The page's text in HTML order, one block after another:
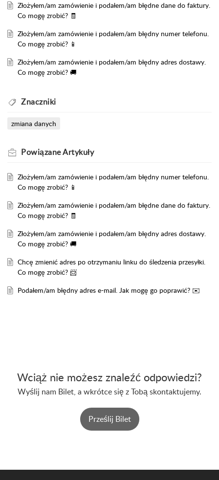
Złożyłem/am zamówienie i podałem/am błędne dane do faktury.
Co mogę zrobić? 🧾
Złożyłem/am zamówienie i podałem/am błędny numer telefonu.
Co mogę zrobić? 📱
Złożyłem/am zamówienie i podałem/am błędny adres dostawy.
Co mogę zrobić? 🚚
Znaczniki
zmiana danych
PowiązaneArtykuły
Złożyłem/am zamówienie i podałem/am błędny numer telefonu.
Co mogę zrobić? 📱
Złożyłem/am zamówienie i podałem/am błędne dane do faktury.
Co mogę zrobić? 🧾
Złożyłem/am zamówienie i podałem/am błędny adres dostawy.
Co mogę zrobić? 🚚
Chcę zmienić adres po otrzymaniu linku do śledzenia przesyłki.
Co mogę zrobić? 📨
Podałem/am błędny adres e-mail. Jak mogę go poprawić? ✉️
Wciąż nie możesz znaleźć odpowiedzi?
Wyślij nam Bilet, a wkrótce się z Tobą skontaktujemy.
Prześlij Bilet